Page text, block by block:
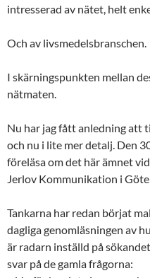
intresserad av nätet, helt
Och av livsmedelsbranschen.
I skärningspunkten mellan
nätmaten.
Nu har jag fått anledning att
och nu i lite mer detalj. Den
föreläsa om det här ämnet
Jerlov Kommunikation i
Tankarna har redan börjat
dagliga genomläsningen av
är radarn inställd på
svar på de gamla frågorna: